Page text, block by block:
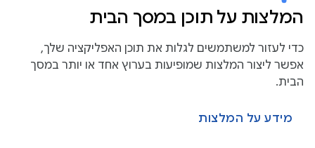
המלצות על תוכן במסך הבית
כדי לעזור למשתמשים לגלות את תוכן האפליקציה שלך,
אפשר ליצור המלצות שמופיעות בערוץ אחד או יותר במסך
הבית.
מידע על המלצות